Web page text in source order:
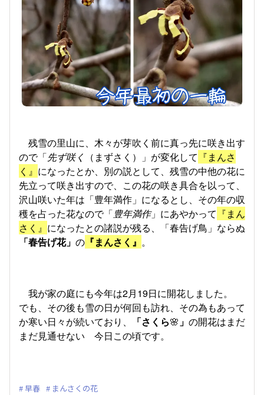
残雪の里山に、木々が芽吹く前に真っ先に咲き出す
ので「先ず咲く （まずさく）」が変化して 『まんさ
く』 になったとか、別の説として、残雪の中他の花に
先立って咲き出すので、この花の咲き具合を以って、
沢山咲いた年は「豊年満作」になるとし、その年の収
穫を占った花なので「豊年満作」にあやかって 『まん
さく』 になったとの諸説が残る、「春告げ鳥」ならぬ
「春告げ花」 の 『まんさく』 。
我が家の庭にも今年は2月19日に開花しました。
でも、その後も雪の日が何回も訪れ、その為もあって
か寒い日々が続いており、
「さくら🌸 」 の開花はまだ
まだ見通せない 今日この頃です。
早春 まんさくの花